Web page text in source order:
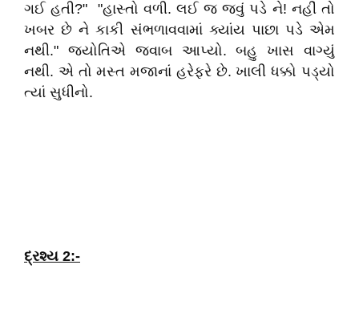
ગઈ હતી?" "હાસ્તો વળી. લઈ જ જવું પડે ને! નહીં તો
ખબર છે ને કાકી સંભળાવવામાં ક્યાંય પાછા પડે એમ
નથી." જ્યોતિએ જવાબ આપ્યો. બહુ ખાસ વાગ્યું
નથી. એ તો મસ્ત મજાનાં હરેફરે છે. ખાલી ધક્કો પડ્યો
ત્યાં સુધીનો.
દ્રશ્ય 2:-